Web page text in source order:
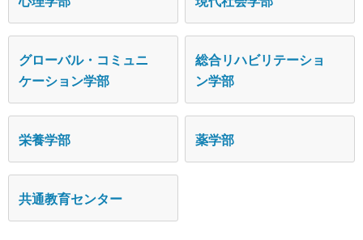
グローバル・コミュニ
ケーション学部
総合リハビリテーショ
ン学部
栄養学部 薬学部
共通教育センター